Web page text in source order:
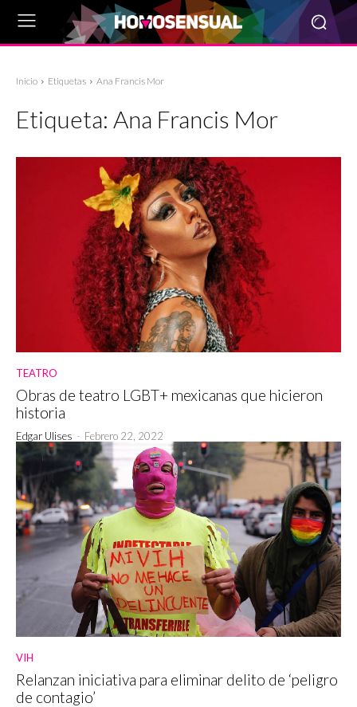
Inicio Etiquetas Ana Francis Mor
Etiqueta: Ana Francis Mor
TEATRO
Obras de teatro LGBT+ mexicanas que hicieron
historia
Edgar Ulises - Febrero 22, 2022
VIH
Relanzan iniciativa para eliminar delito de ‘peligro
de contagio’